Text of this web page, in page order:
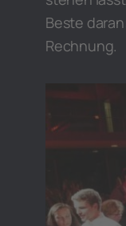
Beste
Rechnung.